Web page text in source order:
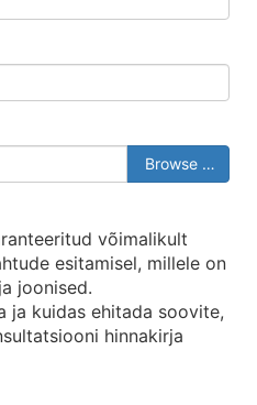
Browse …
võimalikult
esitamisel, millele on
joonised.
ja kuidas ehitada soovite,
hinnakirja